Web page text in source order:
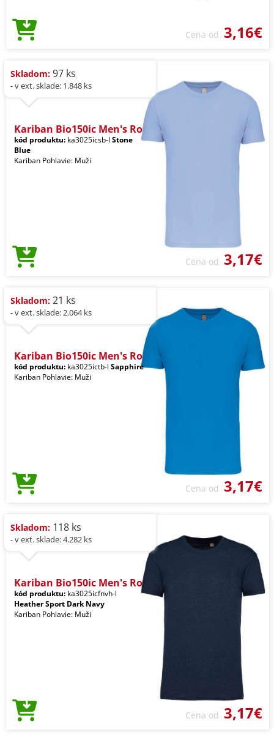
Cena od 3,16€
Skladom: 97 ks
- v ext. sklade: 1.848 ks
Kariban Bio150ic Men's Ro
kód produktu: ka3025icsb-l Stone
Blue
Kariban Pohlavie: Muži
Cena od 3,17€
Skladom: 21 ks
- v ext. sklade: 2.064 ks
Kariban Bio150ic Men's Ro
kód produktu: ka3025ictb-l Sapphire
Kariban Pohlavie: Muži
Cena od 3,17€
Skladom: 118 ks
- v ext. sklade: 4.282 ks
Kariban Bio150ic Men's Ro
kód produktu: ka3025icfnvh-l
Heather Sport Dark Navy
Kariban Pohlavie: Muži
Cena od 3,17€